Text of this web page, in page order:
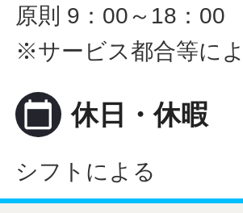
原則 9：00～18：00
※サービス都合等に
calendar_today 休日・休暇
シフトによる